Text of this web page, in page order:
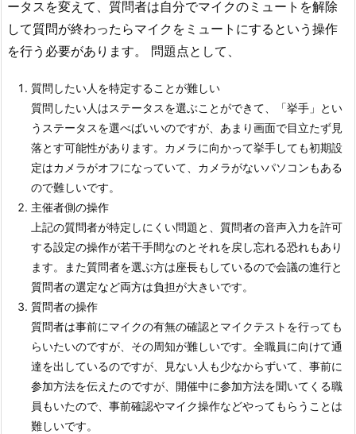
ータスを変えて、質問者は自分でマイクのミュートを解除
して質問が終わったらマイクをミュートにするという操作
を行う必要があります。 問題点として、
質問したい人を特定することが難しい
質問したい人はステータスを選ぶことができて、「挙手」とい
うステータスを選べばいいのですが、あまり画面で目立たず見
落とす可能性があります。カメラに向かって挙手しても初期設
定はカメラがオフになっていて、カメラがないパソコンもある
ので難しいです。
主催者側の操作
上記の質問者が特定しにくい問題と、質問者の音声入力を許可
する設定の操作が若干手間なのとそれを戻し忘れる恐れもあり
ます。また質問者を選ぶ方は座長もしているので会議の進行と
質問者の選定など両方は負担が大きいです。
質問者の操作
質問者は事前にマイクの有無の確認とマイクテストを行っても
らいたいのですが、その周知が難しいです。全職員に向けて通
達を出しているのですが、見ない人も少なからずいて、事前に
参加方法を伝えたのですが、開催中に参加方法を聞いてくる職
員もいたので、事前確認やマイク操作などやってもらうことは
難しいです。